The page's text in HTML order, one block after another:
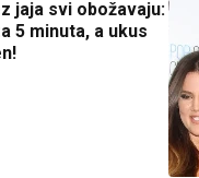
jaja svi obožavaju:
5 minuta, a ukus